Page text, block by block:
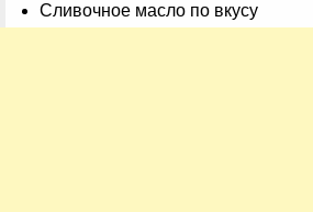
Сливочное масло по вкусу